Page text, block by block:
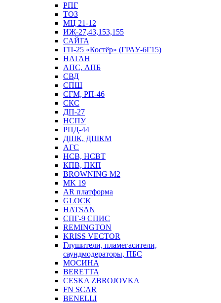
РПГ
ТОЗ
МЦ 21-12
ИЖ-27,43,153,155
САЙГА
ГП-25 «Костёр» (ГРАУ-6Г15)
НАГАН
АПС, АПБ
СВД
СПШ
СГМ, РП-46
СКС
ДП-27
НСПУ
РПД-44
ДШК, ДШКМ
АГС
НСВ, НСВТ
КПВ, ПКП
BROWNING M2
MK 19
AR платформа
GLOCK
HATSAN
СПГ-9 СПИС
REMINGTON
KRISS VECTOR
Глушители, пламегасители,
саундмодераторы, ПБС
МОСИНА
BERETTA
CESKA ZBROJOVKA
FN SCAR
BENELLI